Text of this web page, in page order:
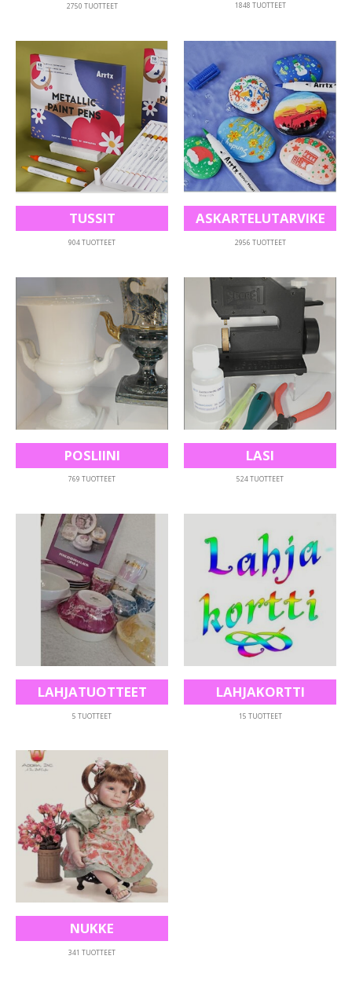
2750 TUOTTEET 1848 TUOTTEET
TUSSIT
904TUOTTEET
ASKARTELUTARVIKE
2956 TUOTTEET
POSLIINI
769 TUOTTEET
LASI
524TUOTTEET
LAHJATUOTTEET
5 TUOTTEET
LAHJAKORTTI
15 TUOTTEET
NUKKE
341 TUOTTEET